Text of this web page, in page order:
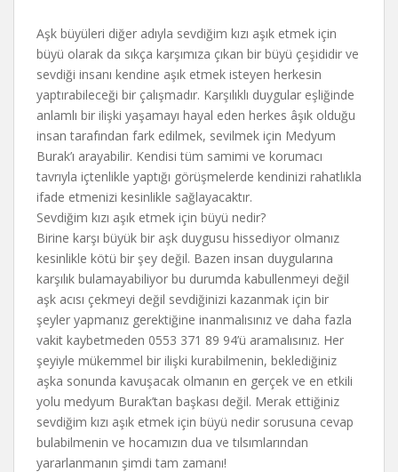
Aşk büyüleri diğer adıyla sevdiğim kızı aşık etmek için
büyü olarak da sıkça karşımıza çıkan bir büyü çeşididir ve
sevdiği insanı kendine aşık etmek isteyen herkesin
yaptırabileceği bir çalışmadır. Karşılıklı duygular eşliğinde
anlamlı bir ilişki yaşamayı hayal eden herkes âşık olduğu
insan tarafından fark edilmek, sevilmek için Medyum
Burak’ı arayabilir. Kendisi tüm samimi ve korumacı
tavrıyla içtenlikle yaptığı görüşmelerde kendinizi rahatlıkla
ifade etmenizi kesinlikle sağlayacaktır.
Sevdiğim kızı aşık etmek için büyü nedir?
Birine karşı büyük bir aşk duygusu hissediyor olmanız
kesinlikle kötü bir şey değil. Bazen insan duygularına
karşılık bulamayabiliyor bu durumda kabullenmeyi değil
aşk acısı çekmeyi değil sevdiğinizi kazanmak için bir
şeyler yapmanız gerektiğine inanmalısınız ve daha fazla
vakit kaybetmeden 0553 371 89 94’ü aramalısınız. Her
şeyiyle mükemmel bir ilişki kurabilmenin, beklediğiniz
aşka sonunda kavuşacak olmanın en gerçek ve en etkili
yolu medyum Burak’tan başkası değil. Merak ettiğiniz
sevdiğim kızı aşık etmek için büyü nedir sorusuna cevap
bulabilmenin ve hocamızın dua ve tılsımlarından
yararlanmanın şimdi tam zamanı!